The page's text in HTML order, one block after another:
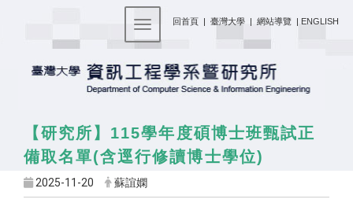
回首頁 | 臺灣大學 | 網站導覽 | ENGLISH
Toggle navigation
【研究所】 115學年度碩博士班甄試正
備取名單(含逕行修讀博士學位)
2025-11-20 蘇誼嫻